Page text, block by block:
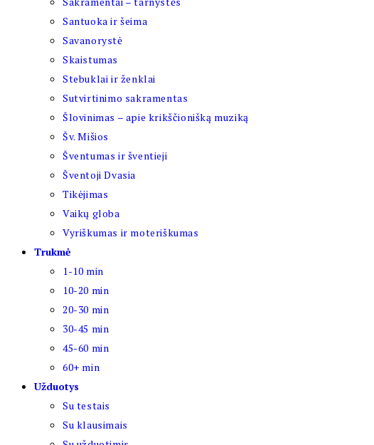
Santuoka ir šeima
Savanorystė
Skaistumas
Stebuklai ir ženklai
Sutvirtinimo sakramentas
Šlovinimas – apie krikščionišką muziką
Šv. Mišios
Šventumas ir šventieji
Šventoji Dvasia
Tikėjimas
Vaikų globa
Vyriškumas ir moteriškumas
Trukmė
1-10 min
10-20 min
20-30 min
30-45 min
45-60 min
60+ min
Užduotys
Su testais
Su klausimais